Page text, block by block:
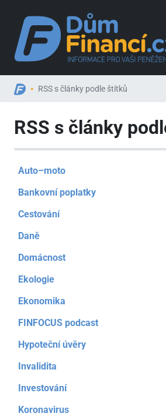
RSS s články podle štítků
RSS s články
Auto–moto
Bankovní poplatky
Cestování
Daně
Domácnost
Ekologie
Ekonomika
FINFOCUS podcast
Hypoteční úvěry
Invalidita
Investování
Koronavirus